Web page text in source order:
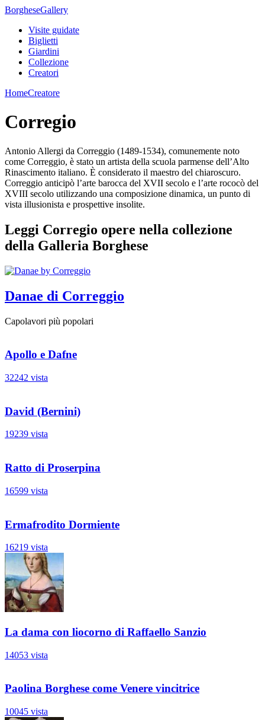
BorgheseGallery
Visite guidate
Biglietti
Giardini
Collezione
Creatori
HomeCreatore
Corregio
Antonio Allergi da Correggio (1489-1534), comunemente noto
come Correggio, è stato un artista della scuola parmense dell’Alto
Rinascimento italiano. È considerato il maestro del chiaroscuro.
Correggio anticipò l’arte barocca del XVII secolo e l’arte rococò del
XVIII secolo utilizzando una composizione dinamica, un punto di
vista illusionista e prospettive insolite.
Leggi Corregio opere nella collezione
della Galleria Borghese
Danae di Correggio
Capolavori più popolari
Apollo e Dafne
32242 vista
David (Bernini)
19239 vista
Ratto di Proserpina
16599 vista
Ermafrodito Dormiente
16219 vista
La dama con liocorno di Raffaello Sanzio
14053 vista
Paolina Borghese come Venere vincitrice
10045 vista